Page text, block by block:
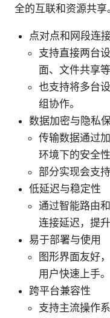
全的互联和资源共享
点对点和网段连
支持直接两台
面、文件共享等
也支持将多台
组协作。
数据加密与隐私
传输数据通过
环境下的安全性
部分实现会支
低延迟与稳定性
通过智能路由
连接延迟，提
易于部署与使用
图形界面友好
用户快速上手。
跨平台兼容性
支持主流操作